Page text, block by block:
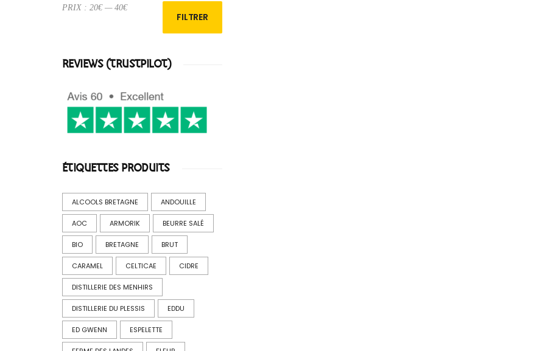
min
max
FILTRER
PRIX : 20€— 40€
REVIEWS (TRUSTPILOT)
ÉTIQUETTES PRODUITS
ALCOOLS BRETAGNE ANDOUILLE
AOC ARMORIK BEURRE SALÉ
BIO BRETAGNE BRUT
CARAMEL CELTICAE CIDRE
DISTILLERIE DES MENHIRS
DISTILLERIE DU PLESSIS EDDU
ED GWENN ESPELETTE